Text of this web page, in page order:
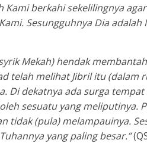
Kami berkahi sekelilingnya
Sesungguhnya Dia
Mekah) hendak
telah melihat Jibril itu (dalam
Di dekatnya ada surga
sesuatu yang meliputinya.
tidak (pula) melampauinya.
yang paling besar.”